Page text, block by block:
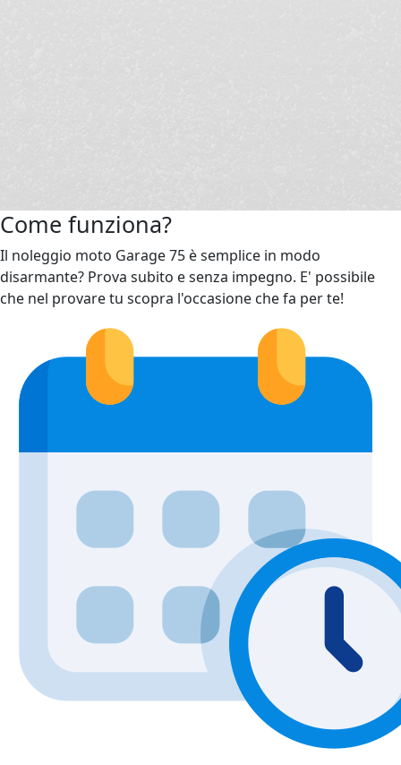
Come funziona?
Il noleggio moto Garage 75 è semplice in modo
disarmante? Prova subito e senza impegno. E' possibile
che nel provare tu scopra l'occasione che fa per te!